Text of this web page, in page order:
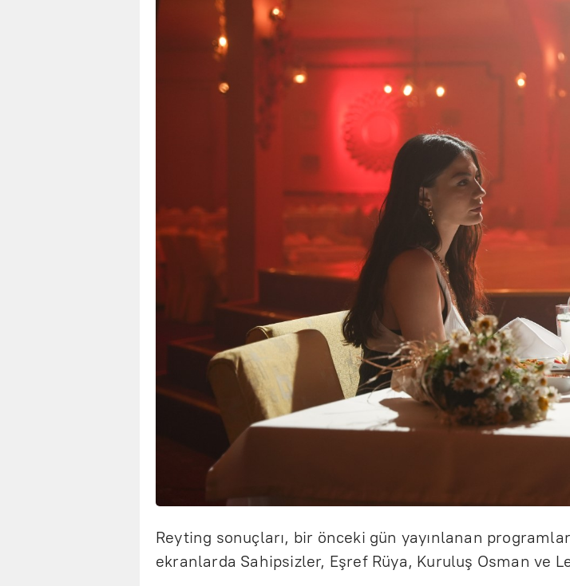
Reyting sonuçları, bir önceki gün yayınlanan
ekranlarda Sahipsizler, Eşref Rüya, Kuruluş Osman ve